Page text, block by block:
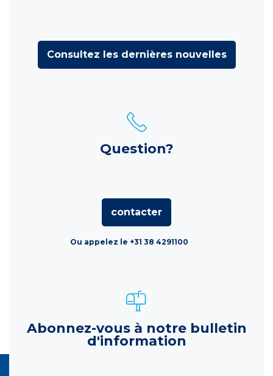
Consultez les dernières nouvelles
Question?
contacter
Ou appelez le +31 38 4291100
Abonnez-vous à notre bulletin
d'information